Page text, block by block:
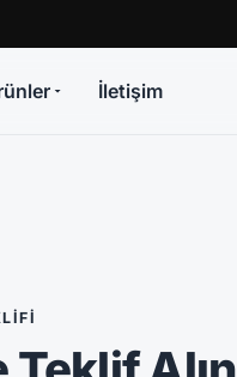
İletişim